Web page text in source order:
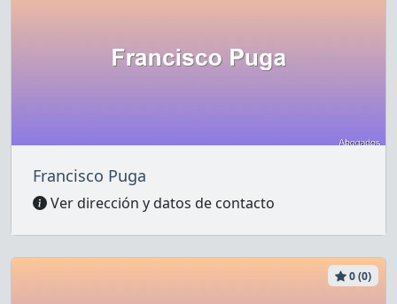
Francisco Puga
Ver dirección y datos de contacto
0 (0)